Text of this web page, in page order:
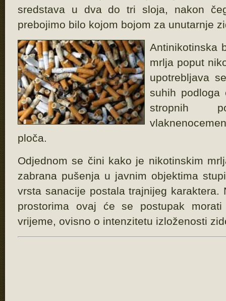
sredstava u dva do tri sloja, nakon
prebojimo bilo kojom bojom za unutarnje
Antinikotinska
mrlja poput
upotrebljava
suhih podloga
stropnih
ploča.
Odjednom se čini kako je nikotinskim
zabrana pušenja u javnim objektima
vrsta sanacije postala trajnijeg karaktera.
prostorima ovaj će se postupak
vrijeme, ovisno o intenzitetu izloženosti